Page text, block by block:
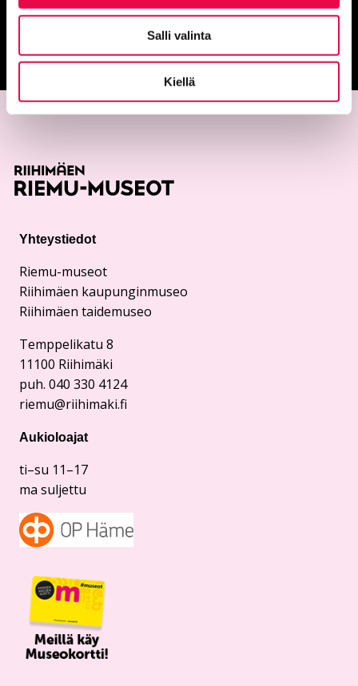
Salli valinta
Kiellä
Palautepalvelu
Siirtyy ulkoiselle
Yhteystiedot
Riemu-museot
Riihimäen kaupunginmuseo
Riihimäen taidemuseo
Temppelikatu 8
11100 Riihimäki
puh. 040 330 4124
riemu@riihimaki.fi
Aukioloajat
ti–su 11–17
ma suljettu